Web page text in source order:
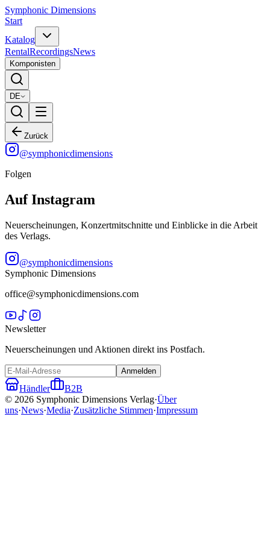
Symphonic Dimensions
Start
Katalog
RentalRecordingsNews
Komponisten
DE
Zurück
@symphonicdimensions
Folgen
Auf Instagram
Neuerscheinungen, Konzertmitschnitte und Einblicke in die Arbeit
des Verlags.
@symphonicdimensions
Symphonic Dimensions
office@symphonicdimensions.com
Newsletter
Neuerscheinungen und Aktionen direkt ins Postfach.
Anmelden
Händler
B2B
© 2026 Symphonic Dimensions Verlag·Über
uns·News·Media·Zusätzliche Stimmen·Impressum